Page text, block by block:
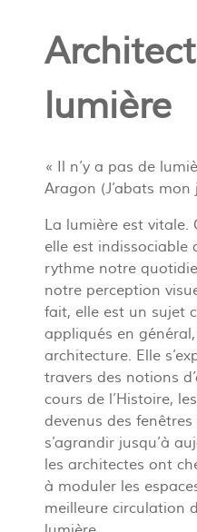
lumière
« Il n’y a pas de
Aragon (J’abats mon
La lumière est vitale.
elle est indissociable
rythme notre
notre perception
fait, elle est un sujet
appliqués en
architecture. Elle
travers des notions
cours de l’Histoire,
devenus des fenêtres
s’agrandir jusqu’à
les architectes ont
à moduler les
meilleure circulation